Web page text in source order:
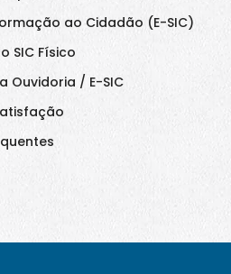
ao Cidadão (E-SIC)
SIC Físico
Ouvidoria / E-SIC